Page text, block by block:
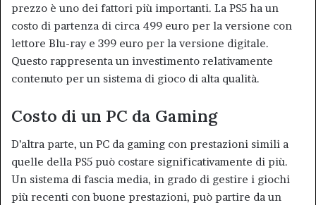
prezzo è uno dei fattori più importanti. La PS5 ha un
costo di partenza di circa 499 euro per la versione con
lettore Blu-ray e 399 euro per la versione digitale.
Questo rappresenta un investimento relativamente
contenuto per un sistema di gioco di alta qualità.
Costo di un PC da Gaming
D’altra parte, un PC da gaming con prestazioni simili a
quelle della PS5 può costare significativamente di più.
Un sistema di fascia media, in grado di gestire i giochi
più recenti con buone prestazioni, può partire da un